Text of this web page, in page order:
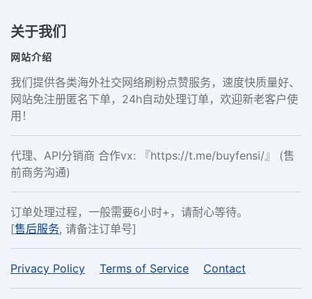
关于我们
网站介绍
我们提供各类海外社交网络刷粉点赞服务，速度快质量好、
网站免注册匿名下单，24h自动处理订单，欢迎新老客户使
用！
代理、API分销商 合作vx: 『https://t.me/buyfensi/』 (售
前商务沟通)
订单处理过程，一般需要6小时+，请耐心等待。
[售后服务, 请备注订单号]
Privacy Policy Terms of Service Contact